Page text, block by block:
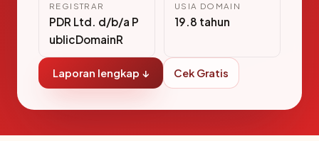
REGISTRAR
PDR Ltd. d/b/a P
ublicDomainR
USIA DOMAIN
19.8 tahun
Laporan lengkap ↓ Cek Gratis